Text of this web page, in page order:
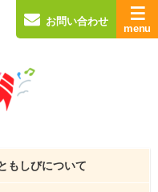
お問い合わせ
もしびについて